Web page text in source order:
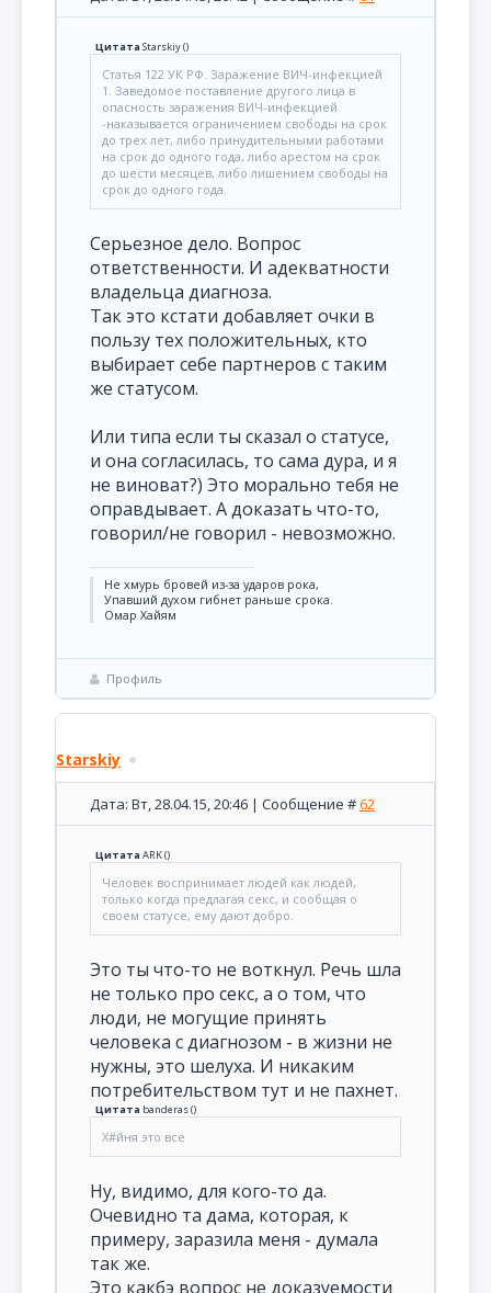
ЦитатаStarskiy()
Статья 122 УК РФ. Заражение ВИЧ-инфекцией
1. Заведомое поставление другого лица в
опасность заражения ВИЧ-инфекцией
-наказывается ограничением свободы на срок
до трех лет, либо принудительными работами
на срок до одного года, либо арестом на срок
до шести месяцев, либо лишением свободы на
срок до одного года.
Серьезное дело. Вопрос
ответственности. И адекватности
владельца диагноза.
Так это кстати добавляет очки в
пользу тех положительных, кто
выбирает себе партнеров с таким
же статусом.
Или типа если ты сказал о статусе,
и она согласилась, то сама дура, и я
не виноват?) Это морально тебя не
оправдывает. А доказать что-то,
говорил/не говорил - невозможно.
Не хмурь бровей из-за ударов рока,
Упавший духом гибнет раньше срока.
Омар Хайям
Профиль
Starskiy
Дата: Вт, 28.04.15, 20:46 | Сообщение #62
ЦитатаARK()
Человек воспринимает людей как людей,
только когда предлагая секс, и сообщая о
своем статусе, ему дают добро.
Это ты что-то не воткнул. Речь шла
не только про секс, а о том, что
люди, не могущие принять
человека с диагнозом - в жизни не
нужны, это шелуха. И никаким
потребительством тут и не пахнет.
Цитата banderas()
Х#йня это все
Ну, видимо, для кого-то да.
Очевидно та дама, которая, к
примеру, заразила меня - думала
так же.
Это какбэ вопрос не доказуемости